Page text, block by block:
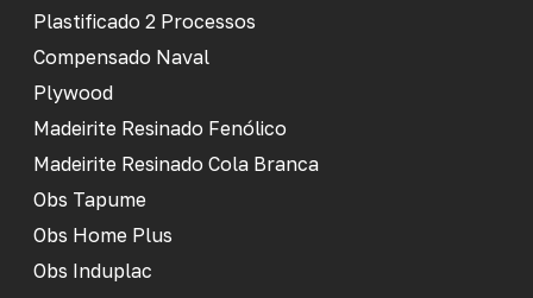
Plastificado 2 Processos
Compensado Naval
Plywood
Madeirite Resinado Fenólico
Madeirite Resinado Cola Branca
Obs Tapume
Obs Home Plus
Obs Induplac